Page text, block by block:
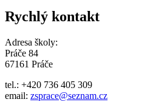
Rychlý kontakt
Adresa školy:
Práče 84
67161 Práče
tel.: +420 736 405 309
email: zsprace@seznam.cz